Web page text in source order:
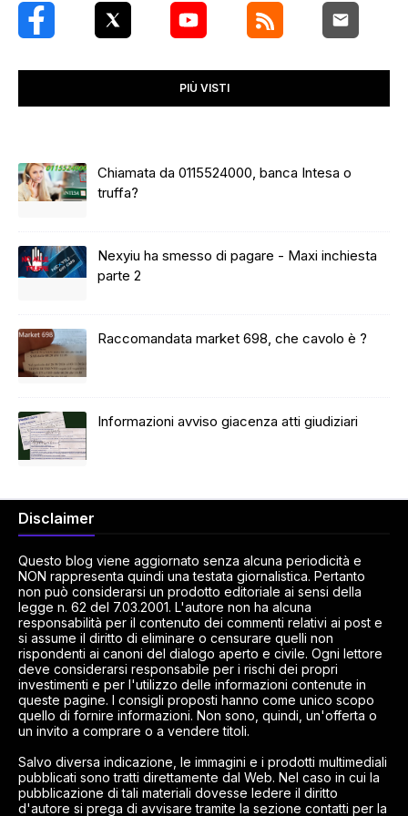
PIÙ VISTI
Chiamata da 0115524000, banca Intesa o
truffa?
Nexyiu ha smesso di pagare - Maxi inchiesta
parte 2
Raccomandata market 698, che cavolo è ?
Informazioni avviso giacenza atti giudiziari
Disclaimer
Questo blog viene aggiornato senza alcuna periodicità e
NON rappresenta quindi una testata giornalistica. Pertanto
non può considerarsi un prodotto editoriale ai sensi della
legge n. 62 del 7.03.2001. L'autore non ha alcuna
responsabilità per il contenuto dei commenti relativi ai post e
si assume il diritto di eliminare o censurare quelli non
rispondenti ai canoni del dialogo aperto e civile. Ogni lettore
deve considerarsi responsabile per i rischi dei propri
investimenti e per l'utilizzo delle informazioni contenute in
queste pagine. I consigli proposti hanno come unico scopo
quello di fornire informazioni. Non sono, quindi, un'offerta o
un invito a comprare o a vendere titoli.
Salvo diversa indicazione, le immagini e i prodotti multimediali
pubblicati sono tratti direttamente dal Web. Nel caso in cui la
pubblicazione di tali materiali dovesse ledere il diritto
d'autore si prega di avvisare tramite la sezione contatti per la